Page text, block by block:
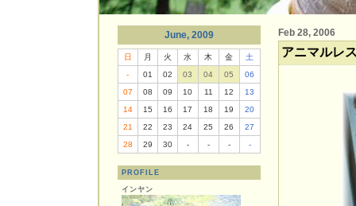
June, 2009
日 月 火 水 木 金
土
-
01 02 03 04 05
06
07
08 09 10 11 12
13
14
15 16 17 18 19
20
21
22 23 24 25 26
27
28
29 30 - - - -
PROFILE
インヤン
Feb 28, 2006
アニマルレ